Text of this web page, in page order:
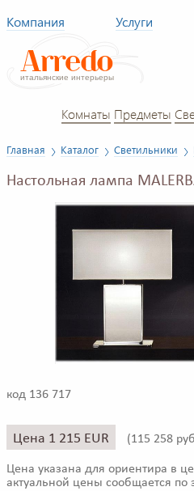
Компания Услуги
Комнаты Предметы
Главная Каталог Светильники
Настольная лампа
код 136 717
Цена 1 215 EUR (115 258
Цена указана для ориентира в
актуальной цены сообщается по